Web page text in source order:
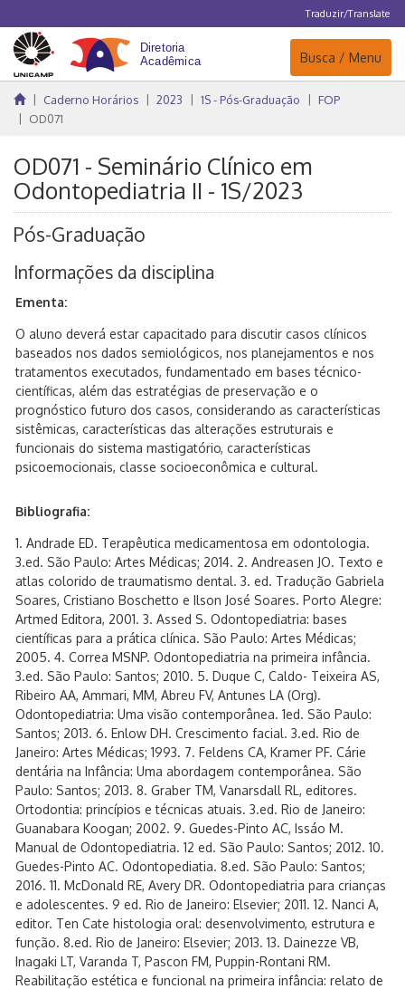
Traduzir/Translate
Navegação
Busca / Menu
Caderno Horários 2023 1S - Pós-Graduação
FOP
OD071
OD071 - Seminário Clínico em
Odontopediatria II - 1S/2023
Pós-Graduação
Informações da disciplina
Ementa:
O aluno deverá estar capacitado para discutir casos clínicos
baseados nos dados semiológicos, nos planejamentos e nos
tratamentos executados, fundamentado em bases técnico-
científicas, além das estratégias de preservação e o
prognóstico futuro dos casos, considerando as características
sistêmicas, características das alterações estruturais e
funcionais do sistema mastigatório, características
psicoemocionais, classe socioeconômica e cultural.
Bibliografia:
1. Andrade ED. Terapêutica medicamentosa em odontologia.
3.ed. São Paulo: Artes Médicas; 2014. 2. Andreasen JO. Texto e
atlas colorido de traumatismo dental. 3. ed. Tradução Gabriela
Soares, Cristiano Boschetto e Ilson José Soares. Porto Alegre:
Artmed Editora, 2001. 3. Assed S. Odontopediatria: bases
científicas para a prática clínica. São Paulo: Artes Médicas;
2005. 4. Correa MSNP. Odontopediatria na primeira infância.
3.ed. São Paulo: Santos; 2010. 5. Duque C, Caldo- Teixeira AS,
Ribeiro AA, Ammari, MM, Abreu FV, Antunes LA (Org).
Odontopediatria: Uma visão contemporânea. 1ed. São Paulo:
Santos; 2013. 6. Enlow DH. Crescimento facial. 3.ed. Rio de
Janeiro: Artes Médicas; 1993. 7. Feldens CA, Kramer PF. Cárie
dentária na Infância: Uma abordagem contemporânea. São
Paulo: Santos; 2013. 8. Graber TM, Vanarsdall RL, editores.
Ortodontia: princípios e técnicas atuais. 3.ed. Rio de Janeiro:
Guanabara Koogan; 2002. 9. Guedes-Pinto AC, Issáo M.
Manual de Odontopediatria. 12 ed. São Paulo: Santos; 2012. 10.
Guedes-Pinto AC. Odontopediatia. 8.ed. São Paulo: Santos;
2016. 11. McDonald RE, Avery DR. Odontopediatria para crianças
e adolescentes. 9 ed. Rio de Janeiro: Elsevier; 2011. 12. Nanci A,
editor. Ten Cate histologia oral: desenvolvimento, estrutura e
função. 8.ed. Rio de Janeiro: Elsevier; 2013. 13. Dainezze VB,
Inagaki LT, Varanda T, Pascon FM, Puppin-Rontani RM.
Reabilitação estética e funcional na primeira infância: relato de